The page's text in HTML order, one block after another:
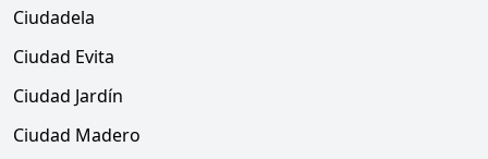
Ciudadela
Ciudad Evita
Ciudad Jardín
Ciudad Madero